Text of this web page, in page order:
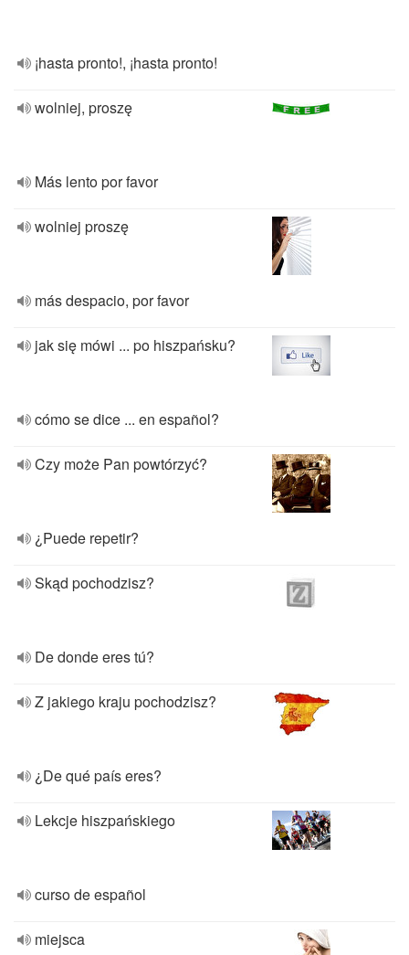
¡hasta pronto!, ¡hasta pronto!
wolniej, proszę
Más lento por favor
wolniej proszę
más despacio, por favor
jak się mówi ... po hiszpańsku?
cómo se dice ... en español?
Czy może Pan powtórzyć?
¿Puede repetir?
Skąd pochodzisz?
De donde eres tú?
Z jakiego kraju pochodzisz?
¿De qué país eres?
Lekcje hiszpańskiego
curso de español
miejsca